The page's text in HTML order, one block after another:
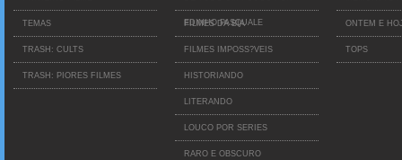
TEMAS
TRASH: CULTS
TRASH: PIORES FILMES
EDINHO PASQUALE
FILMES DA BIA
FILMES IMPOSS?VEIS
HISTORIANDO
LITERANDO
LOUCO POR SERIES
RARO E OBSCURO
ONTEM E
TOPS